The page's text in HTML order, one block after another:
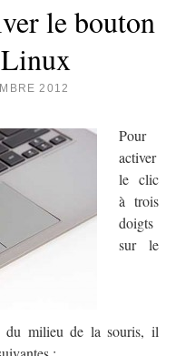
le bouton
2012
Pour
activer
le clic
à trois
doigts
sur le
du milieu de la souris, il